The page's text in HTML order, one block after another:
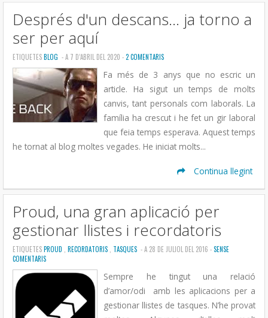
Després d'un descans... ja torno a
ser per aquí
ETIQUETESBLOG - A 7 D’ABRIL DEL 2020 -2 COMENTARIS
Fa més de 3 anys que no escric un
article. Ha sigut un temps de molts
canvis, tant personals com laborals. La
família ha crescut i he fet un gir laboral
que feia temps esperava. Aquest temps
he tornat al blog moltes vegades. He iniciat molts...
Continua llegint
Proud, una gran aplicació per
gestionar llistes i recordatoris
ETIQUETESPROUD , RECORDATORIS , TASQUES - A 28 DE JULIOL DEL 2016 -SENSE
COMENTARIS
Sempre he tingut una relació
d’amor/odi amb les aplicacions per a
gestionar llistes de tasques. N’he provat